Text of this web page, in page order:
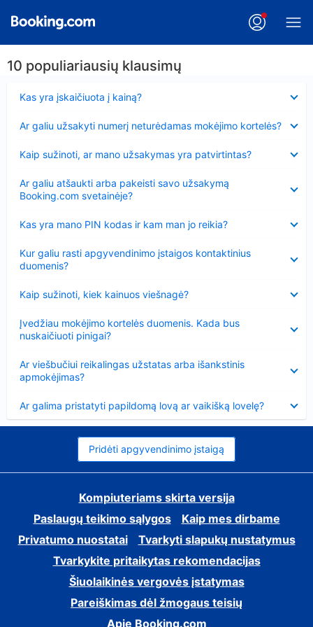
10 populiariausių klausimų
Kas yra įskaičiuota į kainą?
Ar galiu užsakyti numerį neturėdamas mokėjimo kortelės?
Kaip sužinoti, ar mano užsakymas yra patvirtintas?
Ar galiu atšaukti arba pakeisti savo užsakymą
Booking.com svetainėje?
Kas yra mano PIN kodas ir kam man jo reikia?
Kur galiu rasti apgyvendinimo įstaigos kontaktinius
duomenis?
Kaip sužinoti, kiek kainuos viešnagė?
Įvedžiau mokėjimo kortelės duomenis. Kada bus
nuskaičiuoti pinigai?
Ar viešbučiui reikalingas užstatas arba išankstinis
apmokėjimas?
Ar galima pristatyti papildomą lovą ar vaikišką lovelę?
Pridėti apgyvendinimo įstaigą
Kompiuteriams skirta versija
Paslaugų teikimo sąlygos
Kaip mes dirbame
Privatumo nuostatai
Tvarkyti slapukų nustatymus
Tvarkykite pritaikytas rekomendacijas
Šiuolaikinės vergovės įstatymas
Pareiškimas dėl žmogaus teisių
Apie Booking.com